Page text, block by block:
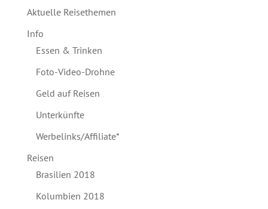
Aktuelle Reisethemen
Info
Essen & Trinken
Foto-Video-Drohne
Geld auf Reisen
Unterkünfte
Werbelinks/Affiliate*
Reisen
Brasilien 2018
Kolumbien 2018